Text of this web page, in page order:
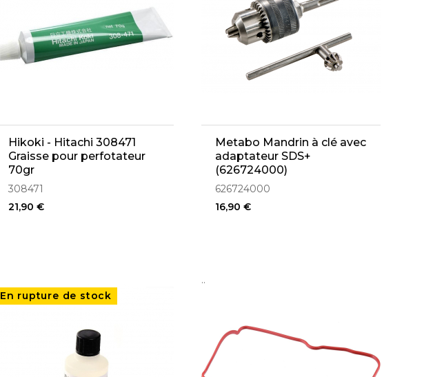
Hikoki - Hitachi 308471
Graisse pour perfotateur
70gr
308471
21,90 €
Metabo Mandrin à clé avec
adaptateur SDS+
(626724000)
626724000
16,90 €
En rupture de stock
..